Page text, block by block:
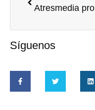
Síguenos